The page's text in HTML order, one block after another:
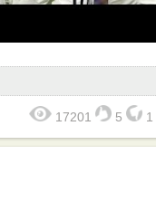
17201 5 1